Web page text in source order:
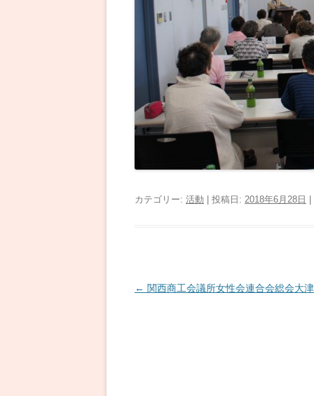
カテゴリー: 活動 | 投稿日: 2018年6月28日
投
← 関西商工会議所女性会連合会総会大